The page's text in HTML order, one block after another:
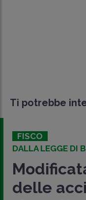
Ti potrebbe
FISCO
DALLA LEGGE DI
delle